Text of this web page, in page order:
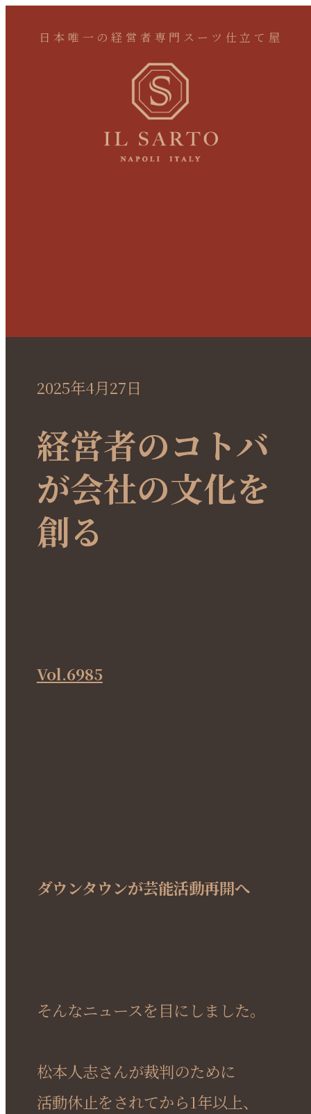
日本唯一の経営者専門スーツ仕立て屋
2025年4月27日
経営者のコトバ
が会社の文化を
創る
Vol.6985
ダウンタウンが芸能活動再開へ
そんなニュースを目にしました。
松本人志さんが裁判のために
活動休止をされてから1年以上、